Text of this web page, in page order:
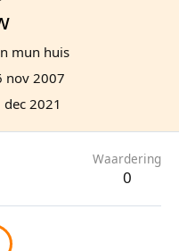
mun huis
nov 2007
dec 2021
Waardering
0